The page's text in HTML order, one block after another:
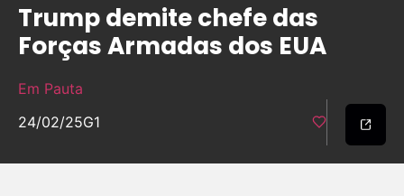
Trump demite chefe das
Forças Armadas dos EUA
Em Pauta
24/02/25G1